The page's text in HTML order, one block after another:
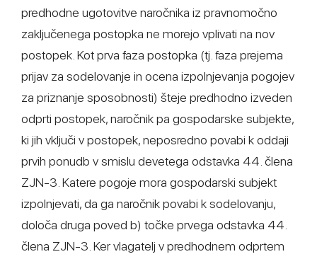
predhodne ugotovitve naročnika iz pravnomočno
zaključenega postopka ne morejo vplivati na nov
postopek. Kot prva faza postopka (tj. faza prejema
prijav za sodelovanje in ocena izpolnjevanja pogojev
za priznanje sposobnosti) šteje predhodno izveden
odprti postopek, naročnik pa gospodarske subjekte,
ki jih vključi v postopek, neposredno povabi k oddaji
prvih ponudb v smislu devetega odstavka 44. člena
ZJN-3. Katere pogoje mora gospodarski subjekt
izpolnjevati, da ga naročnik povabi k sodelovanju,
določa druga poved b) točke prvega odstavka 44.
člena ZJN-3. Ker vlagatelj v predhodnem odprtem